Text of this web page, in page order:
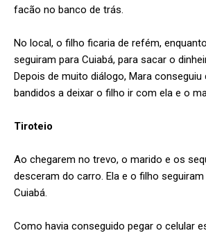
facão no banco de trás.
No local, o filho ficaria de refém,
seguiram para Cuiabá, para sacar o
Depois de muito diálogo, Mara conseguiu
bandidos a deixar o filho ir com ela e o
Tiroteio
Ao chegarem no trevo, o marido e os
desceram do carro. Ela e o filho
Cuiabá.
Como havia conseguido pegar o celular